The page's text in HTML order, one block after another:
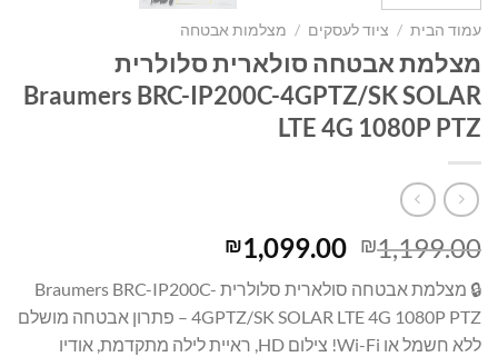
עמוד הבית / ציוד לעסקים / מצלמות אבטחה
מצלמת אבטחה סולארית סלולרית
Braumers BRC-IP200C-4GPTZ/SK SOLAR
LTE 4G 1080P PTZ
₪1,199.00
המחיר
המקורי
היה:
₪1,199.00.
₪1,099.00
הוא:
₪1,099.00.
🔒 מצלמת אבטחה סולארית סלולרית Braumers BRC-IP200C-
4GPTZ/SK SOLAR LTE 4G 1080P PTZ – פתרון אבטחה מושלם
ללא חשמל או Wi-Fi! צילום HD, ראיית לילה מתקדמת, אודיו